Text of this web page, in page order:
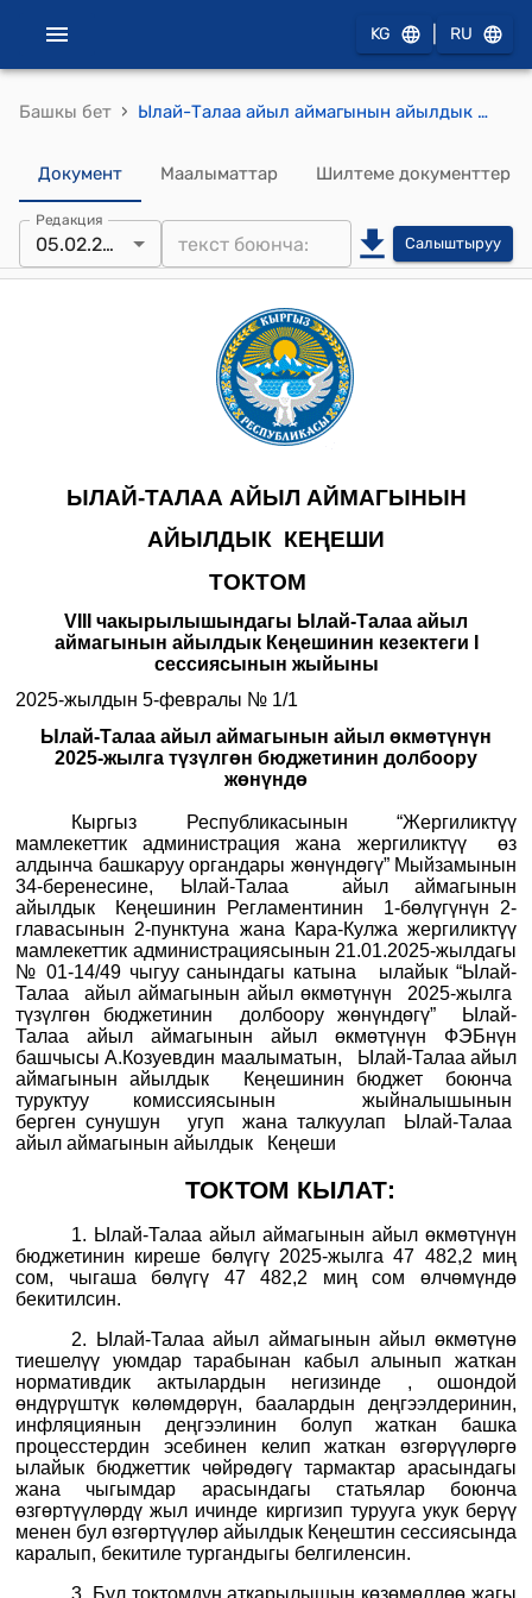
KG RU
Башкы бет › Ылай-Талаа айыл аймагынын айылдык кеңешинин 2025-жылдын 5-февралындагы №1/1 "Ылай-Талаа айыл аймагынын айыл өкмөтүнүн 2025-жылга түзүлгөн бюджетинин долбоору жөнүндө" токтому.
Документ Маалыматтар Шилтеме документтер
Редакция
05.02.2025 Салыштыруу